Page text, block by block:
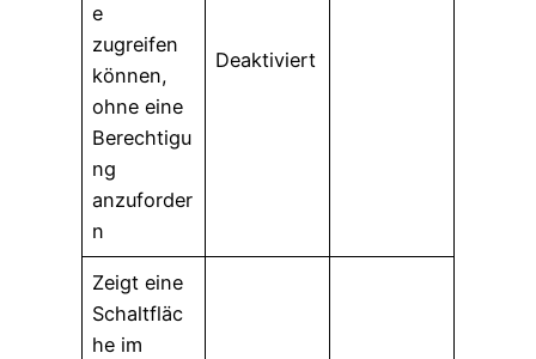
e
zugreifen
können,
ohne eine
Berechtigu
ng
anzuforder
n
Deaktiviert
Zeigt eine
Schaltfläc
he im